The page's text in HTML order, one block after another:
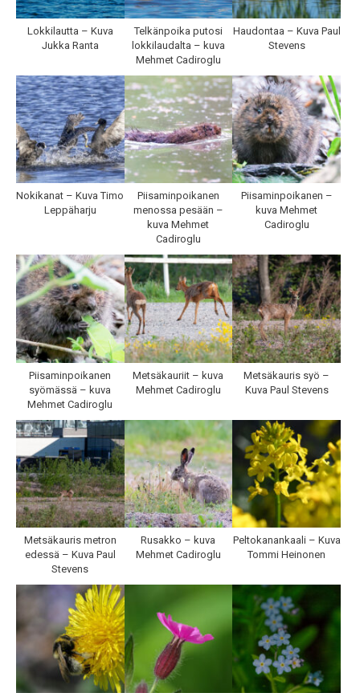
Lokkilautta – Kuva
Jukka Ranta
Telkänpoika putosi
lokkilaudalta – kuva
Mehmet Cadiroglu
Haudontaa – Kuva Paul
Stevens
Nokikanat – Kuva Timo
Leppäharju
Piisaminpoikanen
menossa pesään –
kuva Mehmet
Cadiroglu
Piisaminpoikanen –
kuva Mehmet
Cadiroglu
Piisaminpoikanen
syömässä – kuva
Mehmet Cadiroglu
Metsäkauriit – kuva
Mehmet Cadiroglu
Metsäkauris syö –
Kuva Paul Stevens
Metsäkauris metron
edessä – Kuva Paul
Stevens
Rusakko – kuva
Mehmet Cadiroglu
Peltokanankaali – Kuva
Tommi Heinonen